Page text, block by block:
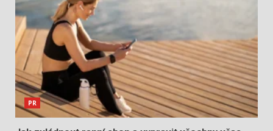
PR